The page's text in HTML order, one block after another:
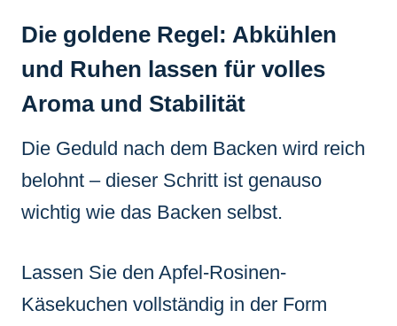
Die goldene Regel: Abkühlen
und Ruhen lassen für volles
Aroma und Stabilität
Die Geduld nach dem Backen wird reich
belohnt – dieser Schritt ist genauso
wichtig wie das Backen selbst.
Lassen Sie den Apfel-Rosinen-
Käsekuchen vollständig in der Form